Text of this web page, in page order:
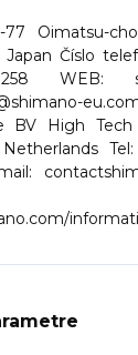
Oimatsu-
Japan Číslo
3258 WEB:
BV High Tech
Tel: